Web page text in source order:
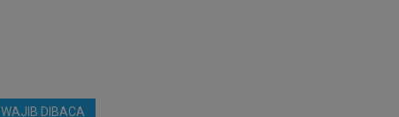
WAJIB DIBACA